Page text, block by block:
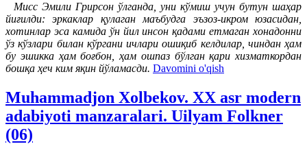
Мисс Эмили Грирсон ўлганда, уни кўмиш учун бутун шаҳар
йиғилди: эркаклар қулаган маъбудга эъзоз-икром юзасидан,
хотинлар эса камида ўн йил инсон қадами етмаган хонадонни
ўз кўзлари билан кўргани ичлари ошиқиб келдилар, чиндан ҳам
бу эшикка ҳам боғбон, ҳам ошпаз бўлган қари хизматкордан
бошқа ҳеч ким яқин йўламасди. Davomini o'qish
Muhammadjon Xolbekov. XX asr modern
adabiyoti manzaralari. Uilyam Folkner
(06)